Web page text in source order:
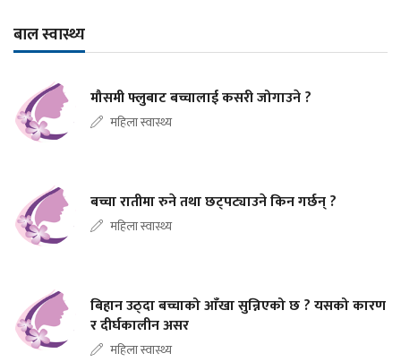
बाल स्वास्थ्य
मौसमी फ्लुबाट बच्चालाई कसरी जोगाउने ?
महिला स्वास्थ्य
बच्चा रातीमा रुने तथा छट्पट्याउने किन गर्छन् ?
महिला स्वास्थ्य
बिहान उठ्दा बच्चाको आँखा सुन्निएको छ ? यसको कारण
र दीर्घकालीन असर
महिला स्वास्थ्य